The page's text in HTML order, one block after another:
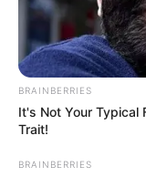
BRAINBERRIES
It's Not Your Typical
Trait!
BRAINBERRIES